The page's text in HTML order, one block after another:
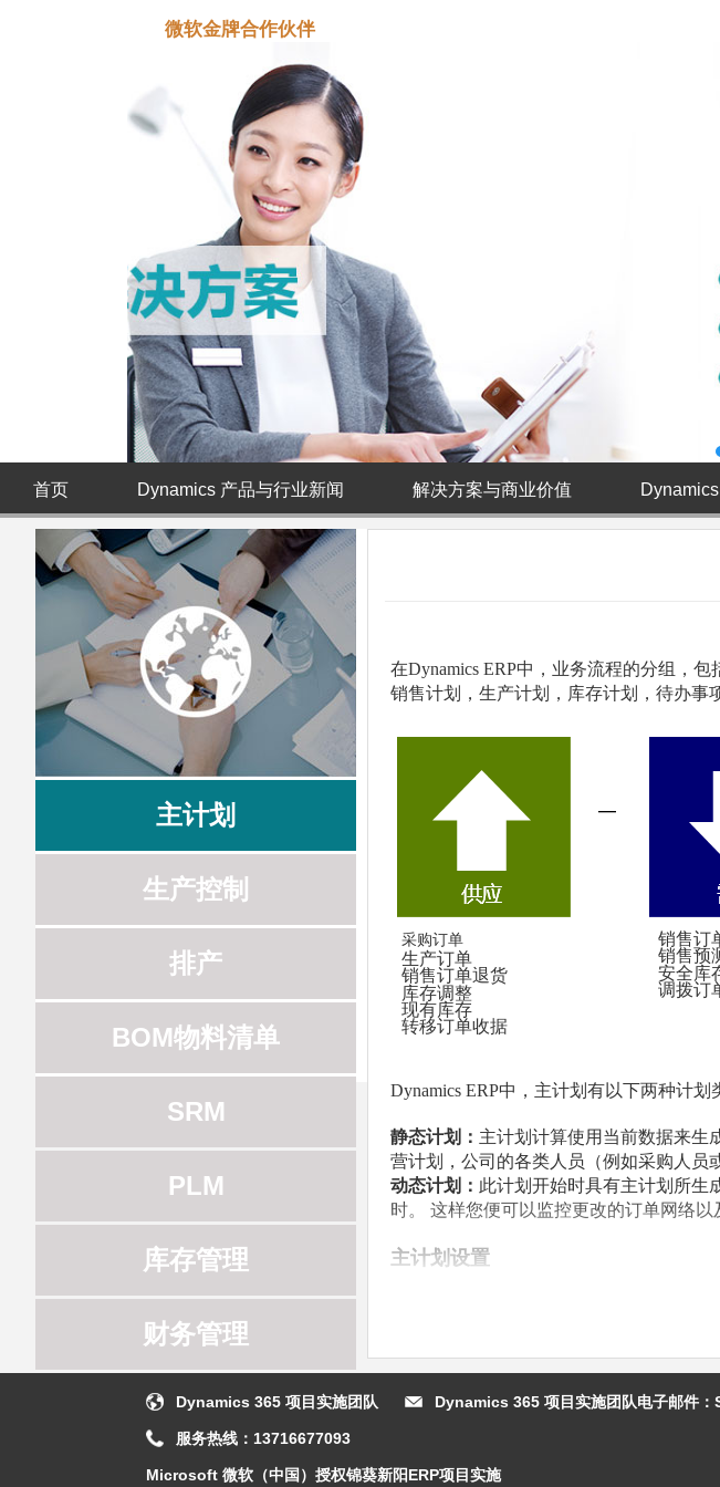
微软金牌合作伙伴
首页 Dynamics 产品与行业新闻 解决方案与商业价值
主计划
生产控制
排产
BOM物料清单
SRM
PLM
库存管理
财务管理
在Dynamics ERP中，业务流程的分组，包
销售计划，生产计划，库存计划，待办事
采购订单
生产订单
销售订单退货
库存调整
现有库存
转移订单收据
销售订
销售预
安全库
调拨订
Dynamics ERP中，主计划有以下两种计划
静态计划： 主计划计算使用当前数据来生
营计划，公司的各类人员（例如采购人员
动态计划： 此计划开始时具有主计划所生
时。 这样您便可以监控更改的订单网络
主计划设置
保质期
销售预测设置
范围组
弃用的覆盖范
Dynamics 365 项目实施团队 Dynamics 365 项目实施团队电子邮件：
服务热线： 13716677093
Microsoft 微软（中国）授权锦葵新阳ERP项目实施